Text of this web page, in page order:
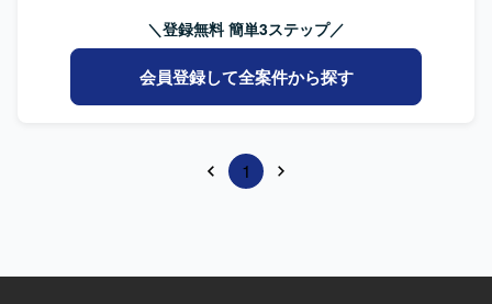
＼登録無料 簡単3ステップ／
会員登録して全案件から探す
1